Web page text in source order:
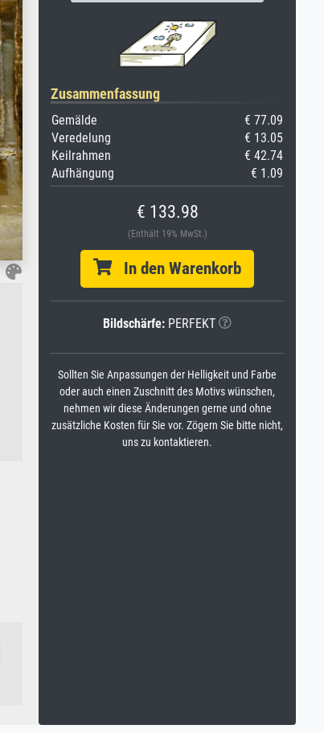
Zusammenfassung
Gemälde
€ 77.09
Veredelung
€ 13.05
Keilrahmen
€ 42.74
Aufhängung
€ 1.09
€ 133.98
(Enthält 19% MwSt.)
In den Warenkorb
Bildschärfe: PERFEKT
Sollten Sie Anpassungen der Helligkeit und Farbe
oder auch einen Zuschnitt des Motivs wünschen,
nehmen wir diese Änderungen gerne und ohne
zusätzliche Kosten für Sie vor. Zögern Sie bitte nicht,
uns zu kontaktieren.